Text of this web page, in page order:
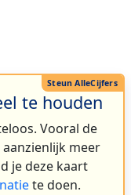
te houden
Vooral de
meer
je deze kaart
te doen.